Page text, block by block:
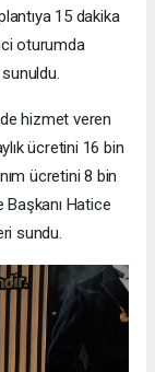
15 dakika
oturumda
hizmet veren
ücretini 16 bin
ücretini 8 bin
Hatice
sundu.